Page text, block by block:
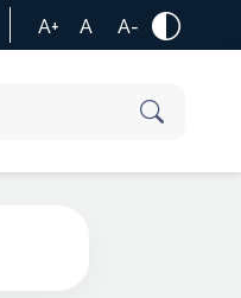
A+ A A-